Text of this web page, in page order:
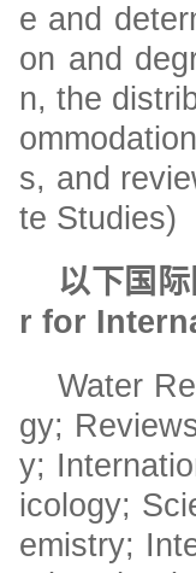
e and
on and
n, the
s, and
te Studies)
以下国
r for
Water
gy;
y;
icology;
emistry;